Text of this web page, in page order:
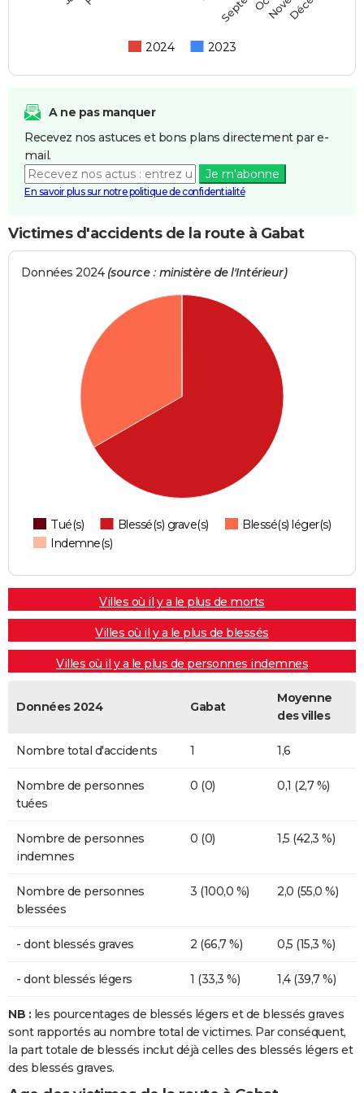
2024 2023
A ne pas manquer
Recevez nos astuces et bons plans directement par e-
mail.
Je m'abonne
En savoir plus sur notre politique de confidentialité
Victimes d'accidents de la route à Gabat
Données 2024 (source : ministère de l'Intérieur)
Tué(s) Blessé(s) grave(s)
Blessé(s) léger(s)
Indemne(s)
Villes où il y a le plus de morts
Villes où il y a le plus de blessés
Villes où il y a le plus de personnes indemnes
Données 2024 Gabat
Moyenne
des villes
Nombre total d'accidents 1 1,6
Nombre de personnes
tuées
0 (0) 0,1 (2,7 %)
Nombre de personnes
indemnes
0 (0) 1,5 (42,3 %)
Nombre de personnes
blessées
3 (100,0 %) 2,0 (55,0 %)
- dont blessés graves 2 (66,7 %) 0,5 (15,3 %)
- dont blessés légers 1 (33,3 %) 1,4 (39,7 %)
NB : les pourcentages de blessés légers et de blessés graves
sont rapportés au nombre total de victimes. Par conséquent,
la part totale de blessés inclut déjà celles des blessés légers et
des blessés graves.